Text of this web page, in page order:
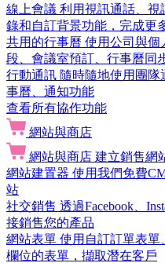
線上會議 利用視訊通話、視
錄和自訂背景功能，完成更
共用的行事曆 使用公司與個
段、會議室預訂、行事曆同
行動通訊 隨時隨地使用團
事曆、通知功能
查看所有協作功能
網站與商店
網站與商店 建立銷售網
網站建置器 使用我們免費
站
社交銷售 透過Facebook、
接銷售您的產品
網站表單 使用自訂訂單表單
欄位的表單，擷取潛在客戶